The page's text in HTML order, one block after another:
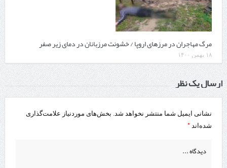
مرگ مهاجران در مرزهای اروپا / خشونت مرزبانان در دمای زیر صفر
۱۸ بهمن ۱۴۰۰
ارسال یک نظر
نشانی ایمیل شما منتشر نخواهد شد. بخش‌های موردنیاز علامت‌گذاری
شده‌اند *